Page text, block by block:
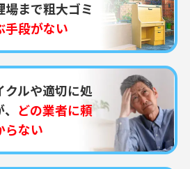
まで粗大ゴミ
手段がない
ルや適切に処
どの業者に頼
らない